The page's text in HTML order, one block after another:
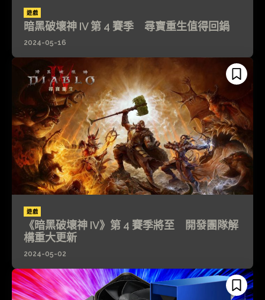
遊戲
暗黑破壞神 IV 第 4 賽季 尋寶重生值得回鍋
2024-05-16
遊戲
《暗黑破壞神 IV》第 4 賽季將至 開發團隊解
構重大更新
2024-05-02